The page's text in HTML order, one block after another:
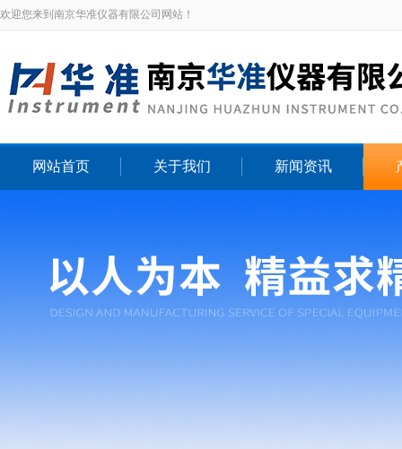
欢迎您来到南京华准仪器有限公司网站！
网站首页 关于我们 新闻资讯